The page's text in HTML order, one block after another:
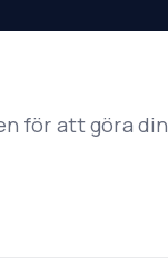
för att göra din